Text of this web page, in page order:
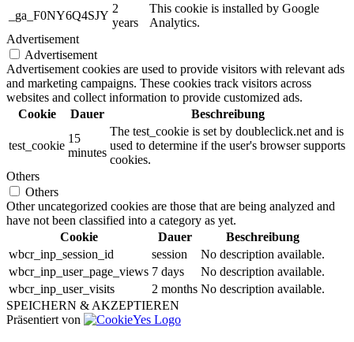
_ga_F0NY6Q4SJY
2
years
This cookie is installed by Google
Analytics.
Advertisement
Advertisement
Advertisement cookies are used to provide visitors with relevant ads
and marketing campaigns. These cookies track visitors across
websites and collect information to provide customized ads.
Cookie
Dauer Beschreibung
test_cookie
15
minutes
The test_cookie is set by doubleclick.net and is
used to determine if the user's browser supports
cookies.
Others
Others
Other uncategorized cookies are those that are being analyzed and
have not been classified into a category as yet.
Cookie
Dauer
Beschreibung
wbcr_inp_session_id
session
No description available.
wbcr_inp_user_page_views 7 days
No description available.
wbcr_inp_user_visits
2 months No description available.
SPEICHERN & AKZEPTIEREN
Präsentiert von